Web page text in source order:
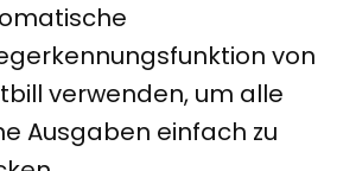
von
verwenden, um alle
Ausgaben einfach zu